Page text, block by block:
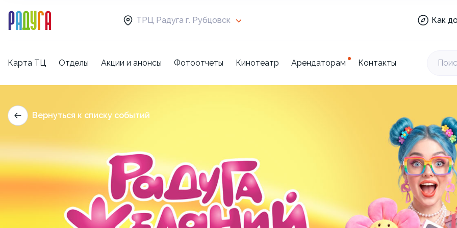
ТРЦ Радуга г. Рубцовск Как
центр:
Карта ТЦ Отделы Акции и анонсы Фотоотчеты Кинотеатр Арендаторам Контакты
Вернуться к списку событий